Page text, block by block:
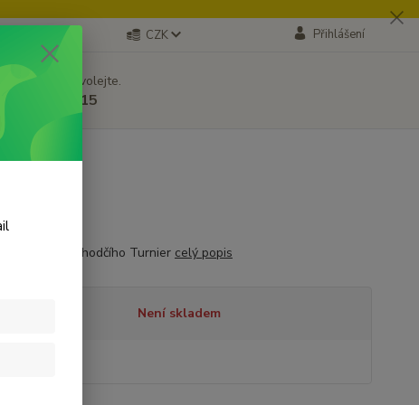
CZK Přihlášení
si rady? Zavolejte.
605171715
židle rozhodčího Turnier celý popis
Není skladem